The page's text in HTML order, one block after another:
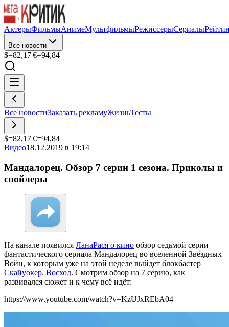
АктерыФильмыАнимеМультфильмыРежиссерыСериалы
Все новости
$=82,17|€=94,84
Все новостиЗаказать рекламуЖизньТесты
$=82,17|€=94,84
Видео18.12.2019 в 19:14
Мандалорец. Обзор 7 серии 1 сезона. Приколы и
спойлеры
На канале появился ЛанаРася о кино обзор седьмой серии
фантастического сериала Мандалорец во вселенной Звёздных
Войн, к которым уже на этой неделе выйдет блокбастер
Скайуокер. Восход. Смотрим обзор на 7 серию, как
развивался сюжет и к чему всё идёт:
https://www.youtube.com/watch?v=KzUJxREbA04